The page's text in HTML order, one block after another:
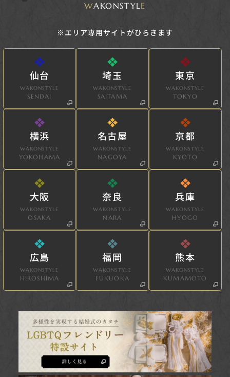
WAKONSTYLE
※エリア専用サイトがひらきます
仙台
WAKONSTYLE
SENDAI
埼玉
WAKONSTYLE
SAITAMA
東京
WAKONSTYLE
TOKYO
横浜
WAKONSTYLE
YOKOHAMA
名古屋
WAKONSTYLE
NAGOYA
京都
WAKONSTYLE
KYOTO
大阪
WAKONSTYLE
OSAKA
奈良
WAKONSTYLE
NARA
兵庫
WAKONSTYLE
HYOGO
広島
WAKONSTYLE
HIROSHIMA
福岡
WAKONSTYLE
FUKUOKA
熊本
WAKONSTYLE
KUMAMOTO